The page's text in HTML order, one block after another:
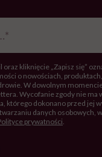
kliknięcie „Zapisz się”
o nowościach,
W dowolnym
Wycofanie zgody nie ma
którego dokonano przed jej
danych osobowych,
prywatności.